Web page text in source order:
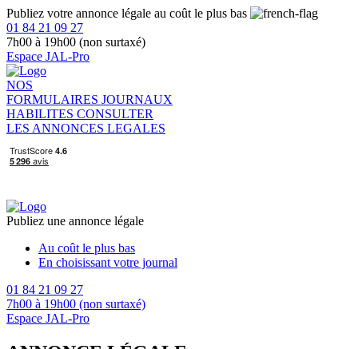
Publiez votre annonce légale au coût le plus bas
01 84 21 09 27
7h00 à 19h00 (non surtaxé)
Espace JAL-Pro
NOS
FORMULAIRES JOURNAUX
HABILITES CONSULTER
LES ANNONCES LEGALES
Publiez une annonce légale
Au coût le plus bas
En choisissant votre journal
01 84 21 09 27
7h00 à 19h00 (non surtaxé)
Espace JAL-Pro